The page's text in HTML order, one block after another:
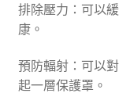
排除壓力：可以
康。
預防輻射：可以
起一層保護罩。